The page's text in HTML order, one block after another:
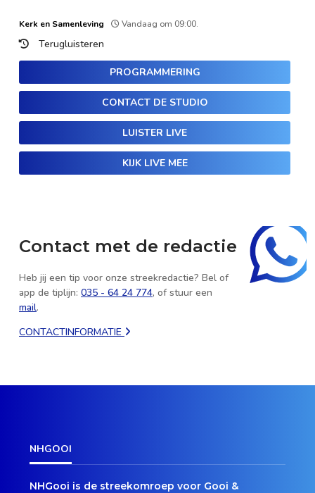
Kerk en Samenleving Vandaag om 09:00.
Terugluisteren
PROGRAMMERING
CONTACT DE STUDIO
LUISTER LIVE
KIJK LIVE MEE
Contact met de redactie
Heb jij een tip voor onze streekredactie? Bel of
app de tiplijn: 035 - 64 24 774, of stuur een
mail.
CONTACTINFORMATIE
NHGOOI
NHGooi is de streekomroep voor Gooi &